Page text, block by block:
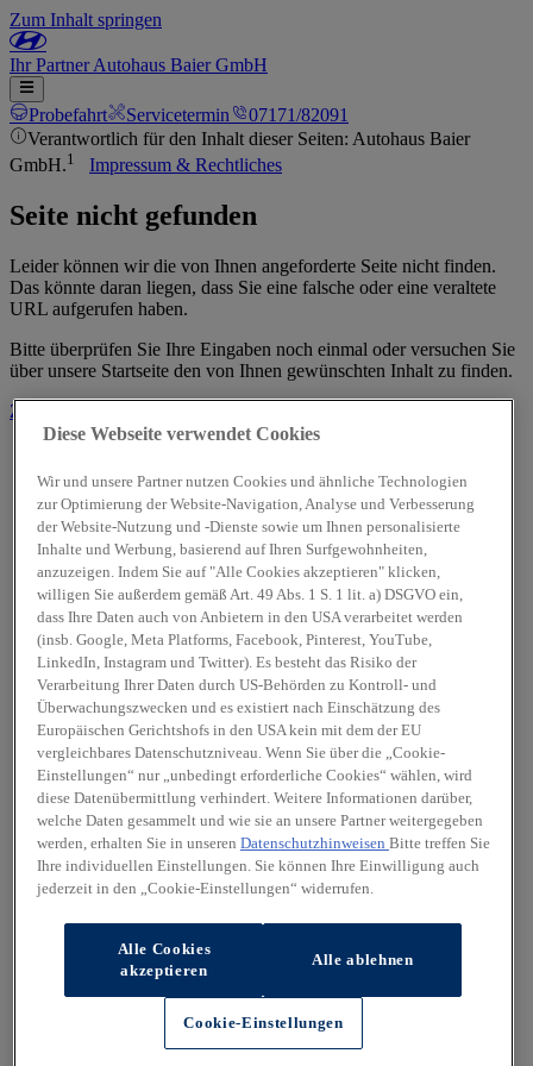
Zum Inhalt springen
IhrPartnerAutohaus Baier GmbH
Probefahrt Servicetermin
07171/82091
Verantwortlich für den Inhalt dieser Seiten: Autohaus Baier
GmbH.1 Impressum & Rechtliches
Seite nicht gefunden
Leider können wir die von Ihnen angeforderte Seite nicht finden.
Das könnte daran liegen, dass Sie eine falsche oder eine veraltete
URL aufgerufen haben.
Bitte überprüfen Sie Ihre Eingaben noch einmal oder versuchen Sie
über unsere Startseite den von Ihnen gewünschten Inhalt zu finden.
Zur Startseite
Diese Webseite verwendet Cookies
Wir und unsere Partner nutzen Cookies und ähnliche Technologien
zur Optimierung der Website-Navigation, Analyse und Verbesserung
der Website-Nutzung und -Dienste sowie um Ihnen personalisierte
Inhalte und Werbung, basierend auf Ihren Surfgewohnheiten,
anzuzeigen. Indem Sie auf "Alle Cookies akzeptieren" klicken,
willigen Sie außerdem gemäß Art. 49 Abs. 1 S. 1 lit. a) DSGVO ein,
dass Ihre Daten auch von Anbietern in den USA verarbeitet werden
(insb. Google, Meta Platforms, Facebook, Pinterest, YouTube,
LinkedIn, Instagram und Twitter). Es besteht das Risiko der
Verarbeitung Ihrer Daten durch US-Behörden zu Kontroll- und
Überwachungszwecken und es existiert nach Einschätzung des
Europäischen Gerichtshofs in den USA kein mit dem der EU
vergleichbares Datenschutzniveau. Wenn Sie über die „Cookie-
Einstellungen“ nur „unbedingt erforderliche Cookies“ wählen, wird
diese Datenübermittlung verhindert. Weitere Informationen darüber,
welche Daten gesammelt und wie sie an unsere Partner weitergegeben
werden, erhalten Sie in unseren Datenschutzhinweisen Bitte treffen Sie
Ihre individuellen Einstellungen. Sie können Ihre Einwilligung auch
jederzeit in den „Cookie-Einstellungen“ widerrufen.
Alle Cookies
akzeptieren
Alle ablehnen
Cookie-Einstellungen